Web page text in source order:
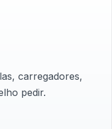
carregadores,
pedir.